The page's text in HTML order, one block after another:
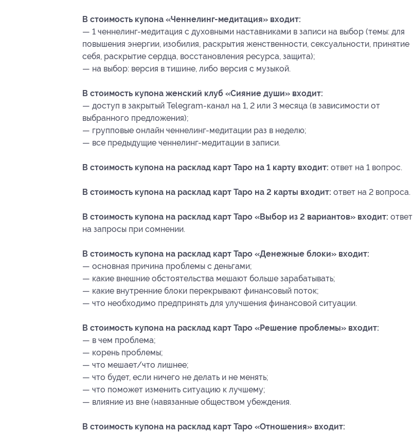
В стоимость купона «Ченнелинг-медитация» входит:
— 1 ченнелинг-медитация с духовными наставниками в записи на выбор (темы: для
повышения энергии, изобилия, раскрытия женственности, сексуальности, принятие
себя, раскрытие сердца, восстановления ресурса, защита);
— на выбор: версия в тишине, либо версия с музыкой.
В стоимость купона женский клуб «Сияние души» входит:
— доступ в закрытый Telegram-канал на 1, 2 или 3 месяца (в зависимости от
выбранного предложения);
— групповые онлайн ченнелинг-медитации раз в неделю;
— все предыдущие ченнелинг-медитации в записи.
В стоимость купона на расклад карт Таро на 1 карту входит: ответ на 1 вопрос.
В стоимость купона на расклад карт Таро на 2 карты входит: ответ на 2 вопроса.
В стоимость купона на расклад карт Таро «Выбор из 2 вариантов» входит: ответ
на запросы при сомнении.
В стоимость купона на расклад карт Таро «Денежные блоки» входит:
— основная причина проблемы с деньгами;
— какие внешние обстоятельства мешают больше зарабатывать;
— какие внутренние блоки перекрывают финансовый поток;
— что необходимо предпринять для улучшения финансовой ситуации.
В стоимость купона на расклад карт Таро «Решение проблемы» входит:
— в чем проблема;
— корень проблемы;
— что мешает/что лишнее;
— что будет, если ничего не делать и не менять;
— что поможет изменить ситуацию к лучшему;
— влияние из вне (навязанные обществом убеждения.
В стоимость купона на расклад карт Таро «Отношения» входит: